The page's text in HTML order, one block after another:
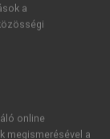
kölcsön
adott
a
a
online
megismerésével a